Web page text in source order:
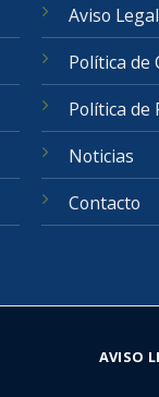
Aviso Legal
Política de
Política de
Noticias
Contacto
AVISO